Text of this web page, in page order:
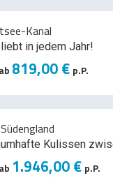
Kanal
in jedem Jahr!
819,00 € p.P.
Kulissen
1.946,00 € p.P.